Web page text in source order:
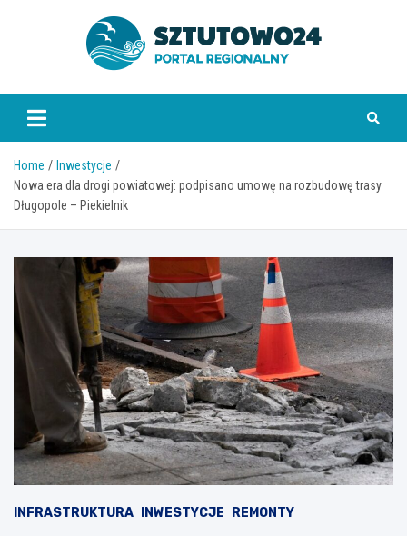
www.sztutowo24.pl
Home
Inwestycje
Nowa era dla drogi powiatowej: podpisano umowę na rozbudowę trasy
Długopole – Piekielnik
INFRASTRUKTURA INWESTYCJE REMONTY